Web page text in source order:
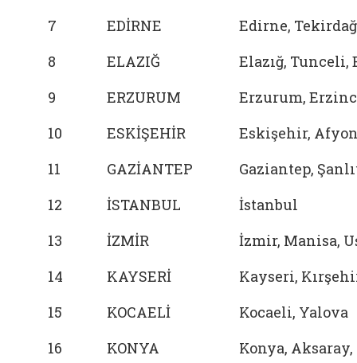
7
EDİRNE
Edirne,
8
ELAZIĞ
Elazığ, Tunceli,
9
ERZURUM
Erzurum,
10
ESKİŞEHİR
Eskişehir,
11
GAZİANTEP
Gaziantep,
12
İSTANBUL
İstanbul
13
İZMİR
İzmir, Manisa,
14
KAYSERİ
Kayseri,
15
KOCAELİ
Kocaeli, Yalova
16
KONYA
Konya,